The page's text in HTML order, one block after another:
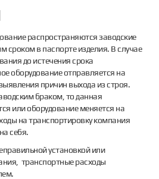
распространяются заводские
сроком в паспорте изделия. В случае
до истечения срока
оборудование отправляется на
причин выхода из строя.
браком, то данная
или оборудование меняется на
на транспортировку компания
себя.
установкой или
транспортные расходы